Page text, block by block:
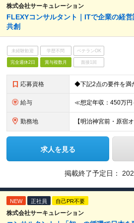
株式会社サーキュレーション
FLEXYコンサルタント｜ITで企業の経
共創
未経験歓迎 学歴不問 ベテランOK
完全週休2日 賞与複数月 面接1回
応募資格
給与
勤務地
求人を見る
掲載終了予定日：
NEW 正社員 自己PR不要
株式会社サーキュレーション